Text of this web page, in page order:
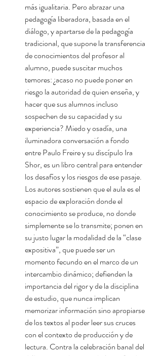
más igualitaria. Pero abrazar una
pedagogía liberadora, basada en el
diálogo, y apartarse de la pedagogía
tradicional, que supone la transferencia
de conocimientos del profesor al
alumno, puede suscitar muchos
temores: ¿acaso no puede poner en
riesgo la autoridad de quien enseña, y
hacer que sus alumnos incluso
sospechen de su capacidad y su
experiencia? Miedo y osadía, una
iluminadora conversación a fondo
entre Paulo Freire y su discípulo Ira
Shor, es un libro central para entender
los desafíos y los riesgos de ese pasaje.
Los autores sostienen que el aula es el
espacio de exploración donde el
conocimiento se produce, no donde
simplemente se lo transmite; ponen en
su justo lugar la modalidad de la “clase
expositiva”, que puede ser un
momento fecundo en el marco de un
intercambio dinámico; defienden la
importancia del rigor y de la disciplina
de estudio, que nunca implican
memorizar información sino apropiarse
de los textos al poder leer sus cruces
con el contexto de producción y de
lectura. Contra la celebración banal del